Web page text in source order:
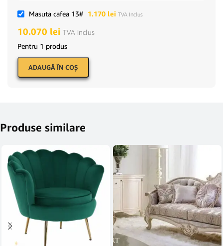
Masuta cafea 13# 1.170 lei TVA Inclus
10.070 lei TVA Inclus
Pentru 1 produs
ADAUGĂ ÎN COŞ
Produse similare